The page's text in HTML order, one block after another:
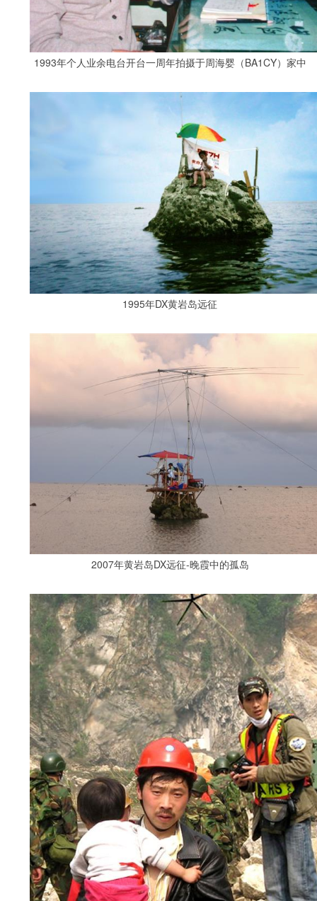
1993年个人业余电台开台一周年拍摄于周海婴（BA1CY）家中
1995年DX黄岩岛远征
2007年黄岩岛DX远征-晚霞中的孤岛